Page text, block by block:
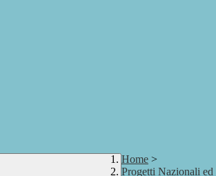
Home >
Progetti Nazionali ed